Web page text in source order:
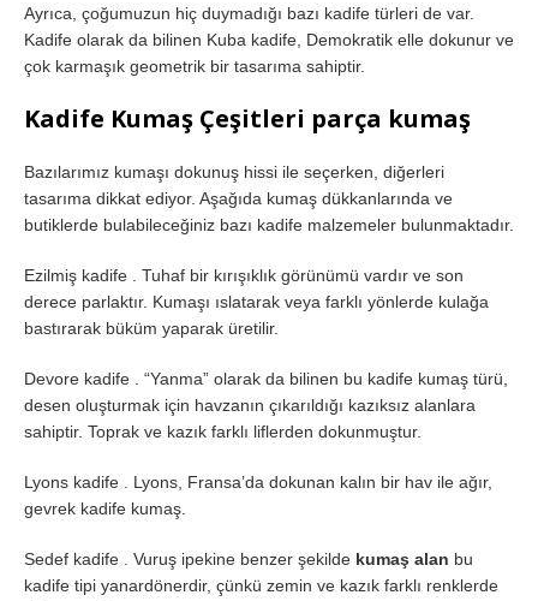
Ayrıca, çoğumuzun hiç duymadığı bazı kadife türleri de var.
Kadife olarak da bilinen Kuba kadife, Demokratik elle dokunur ve
çok karmaşık geometrik bir tasarıma sahiptir.
Kadife Kumaş Çeşitleri parça kumaş
Bazılarımız kumaşı dokunuş hissi ile seçerken, diğerleri
tasarıma dikkat ediyor. Aşağıda kumaş dükkanlarında ve
butiklerde bulabileceğiniz bazı kadife malzemeler bulunmaktadır.
Ezilmiş kadife . Tuhaf bir kırışıklık görünümü vardır ve son
derece parlaktır. Kumaşı ıslatarak veya farklı yönlerde kulağa
bastırarak büküm yaparak üretilir.
Devore kadife . “Yanma” olarak da bilinen bu kadife kumaş türü,
desen oluşturmak için havzanın çıkarıldığı kazıksız alanlara
sahiptir. Toprak ve kazık farklı liflerden dokunmuştur.
Lyons kadife . Lyons, Fransa’da dokunan kalın bir hav ile ağır,
gevrek kadife kumaş.
Sedef kadife . Vuruş ipekine benzer şekilde kumaş alan bu
kadife tipi yanardönerdir, çünkü zemin ve kazık farklı renklerde